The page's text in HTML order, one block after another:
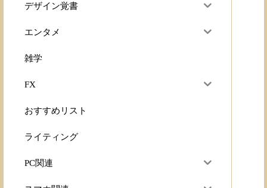
デザイン覚書
エンタメ
雑学
FX
おすすめリスト
ライティング
PC関連